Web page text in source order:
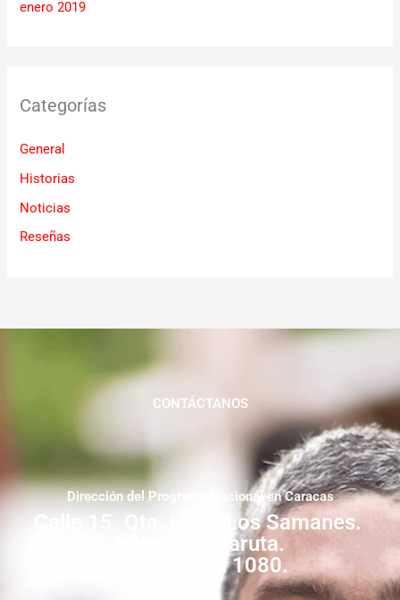
enero 2019
Categorías
General
Historias
Noticias
Reseñas
CONTÁCTANOS
Dirección del Programa Nacional en Caracas
Calle 15. Qta. Livia. Los Samanes.
Municipio Baruta.
Zona Postal 1080.